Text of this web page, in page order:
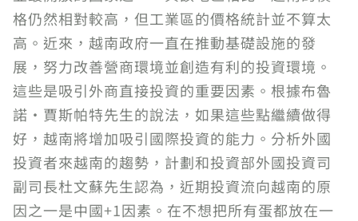
格仍然相對較高，但工業區的價格統計並不算太
高。近來，越南政府一直在推動基礎設施的發
展，努力改善營商環境並創造有利的投資環境。
這些是吸引外商直接投資的重要因素。根據布魯
諾·賈斯帕特先生的說法，如果這些點繼續做得
好，越南將增加吸引國際投資的能力。分析外國
投資者來越南的趨勢，計劃和投資部外國投資司
副司長杜文蘇先生認為，近期投資流向越南的原
因之一是中國+1因素。在不想把所有蛋都放在一